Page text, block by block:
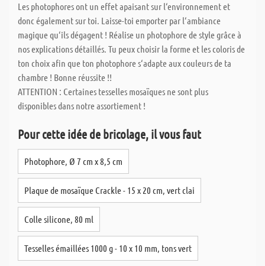
Les photophores ont un effet apaisant sur l‘environnement et
donc également sur toi. Laisse-toi emporter par l‘ambiance
magique qu‘ils dégagent ! Réalise un photophore de style grâce à
nos explications détaillés. Tu peux choisir la forme et les coloris de
ton choix afin que ton photophore s‘adapte aux couleurs de ta
chambre ! Bonne réussite !!
ATTENTION : Certaines tesselles mosaïques ne sont plus
disponibles dans notre assortiement !
Pour cette idée de bricolage, il vous faut
Photophore, Ø 7 cm x 8,5 cm
Plaque de mosaïque Crackle - 15 x 20 cm, vert clai
Colle silicone, 80 ml
Tesselles émaillées 1000 g - 10 x 10 mm, tons vert